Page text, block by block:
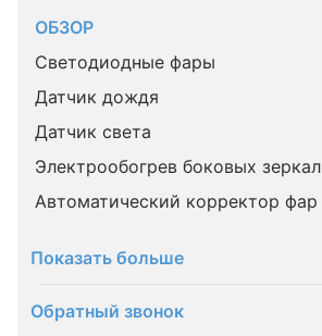
ОБЗОР
Светодиодные фары
Датчик дождя
Датчик света
Электрообогрев боковых зеркал
Автоматический корректор фар
Показать больше
Обратный звонок